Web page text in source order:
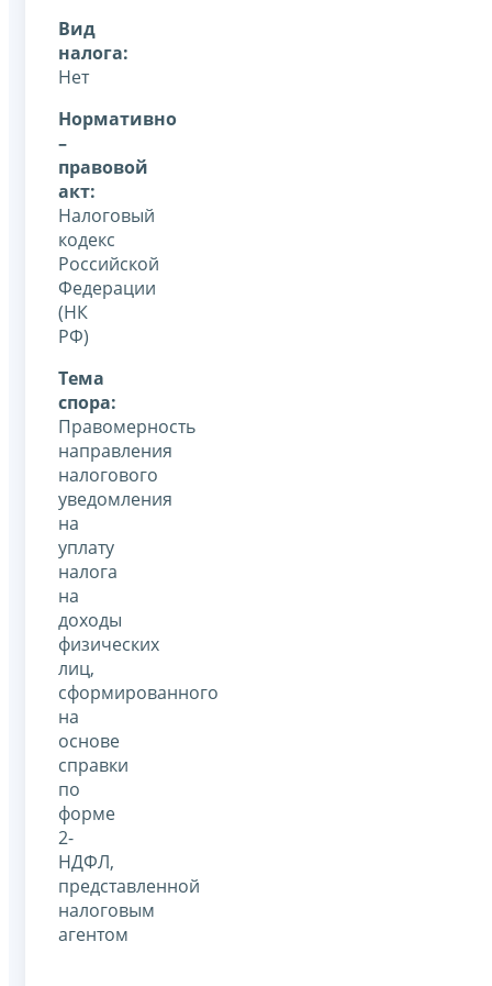
Вид
налога:
Нет
Нормативно
–
правовой
акт:
Налоговый
кодекс
Российской
Федерации
(НК
РФ)
Тема
спора:
Правомерность
направления
налогового
уведомления
на
уплату
налога
на
доходы
физических
лиц,
сформированного
на
основе
справки
по
форме
2-
НДФЛ,
представленной
налоговым
агентом